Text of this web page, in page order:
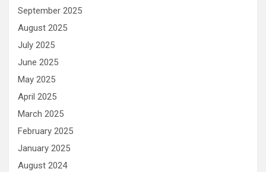
September 2025
August 2025
July 2025
June 2025
May 2025
April 2025
March 2025
February 2025
January 2025
August 2024